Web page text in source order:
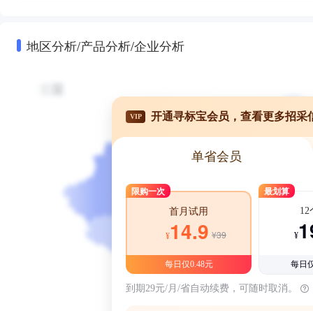
地区分析/产品分析/企业分析
VIP 开通寻标宝会员，查看更多招采
单省会员
限购一次
首月试用
¥14.9 ¥39
每日仅0.48元
最划算
12
¥
每日
到期29元/月/省自动续费，可随时取消。